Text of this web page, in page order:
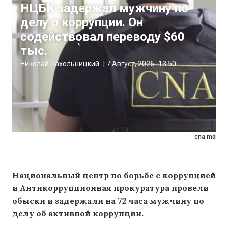
cna.md
НЦБК задержал мужчину по
делу о коррупции. Он
содействовал переводу $60
тыс.
Николай Пахольницкий | 7 Август, 2026 13:50
Национальный центр по борьбе с коррупцией
и Антикоррупционная прокуратура провели
обыски и задержали на 72 часа мужчину по
делу об активной коррупции.